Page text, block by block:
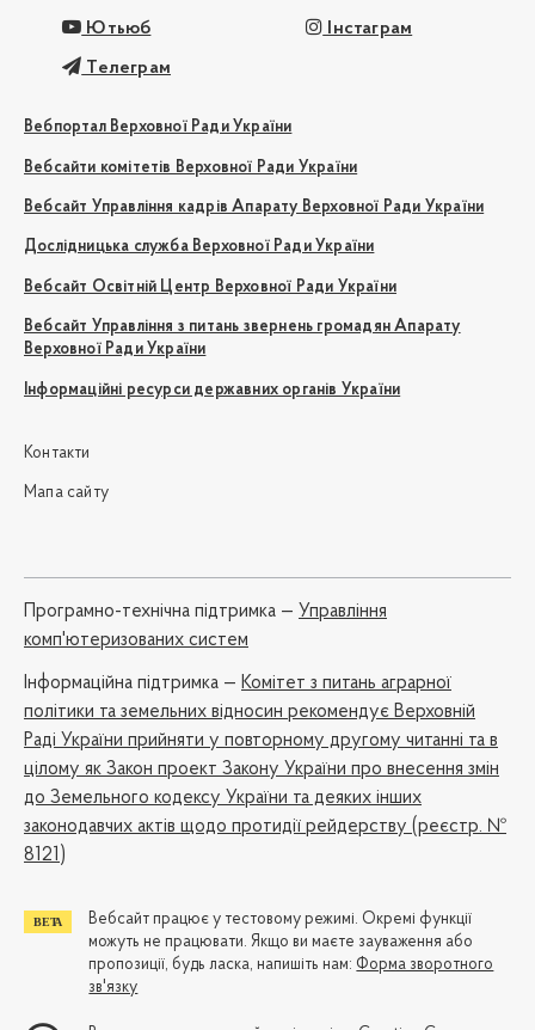
Ютьюб Інстаграм
Телеграм
Вебпортал Верховної Ради України
Вебсайти комітетів Верховної Ради України
Вебсайт Управління кадрів Апарату Верховної Ради України
Дослідницька служба Верховної Ради України
Вебсайт Освітній Центр Верховної Ради України
Вебсайт Управління з питань звернень громадян Апарату
Верховної Ради України
Інформаційні ресурси державних органів України
Контакти
Мапа сайту
Програмно-технічна підтримка — Управління
комп'ютеризованих систем
Iнформаційна підтримка — Комітет з питань аграрної
політики та земельних відносин рекомендує Верховній
Раді України прийняти у повторному другому читанні та в
цілому як Закон проект Закону України про внесення змін
до Земельного кодексу України та деяких інших
законодавчих актів щодо протидії рейдерству (реєстр. №
8121)
Вебсайт працює у тестовому режимі. Окремі функції
можуть не працювати. Якщо ви маєте зауваження або
пропозиції, будь ласка, напишіть нам: Форма зворотного
зв'язку